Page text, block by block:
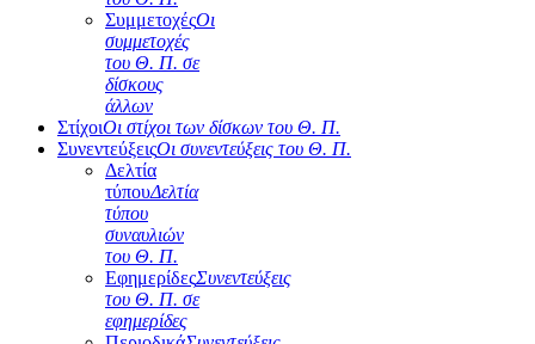
ΣυμμετοχέςΟι
συμμετοχές
του Θ. Π. σε
δίσκους
άλλων
ΣτίχοιΟι στίχοι των δίσκων του Θ. Π.
ΣυνεντεύξειςΟι συνεντεύξεις του Θ. Π.
Δελτία
τύπουΔελτία
τύπου
συναυλιών
του Θ. Π.
ΕφημερίδεςΣυνεντεύξεις
του Θ. Π. σε
εφημερίδες